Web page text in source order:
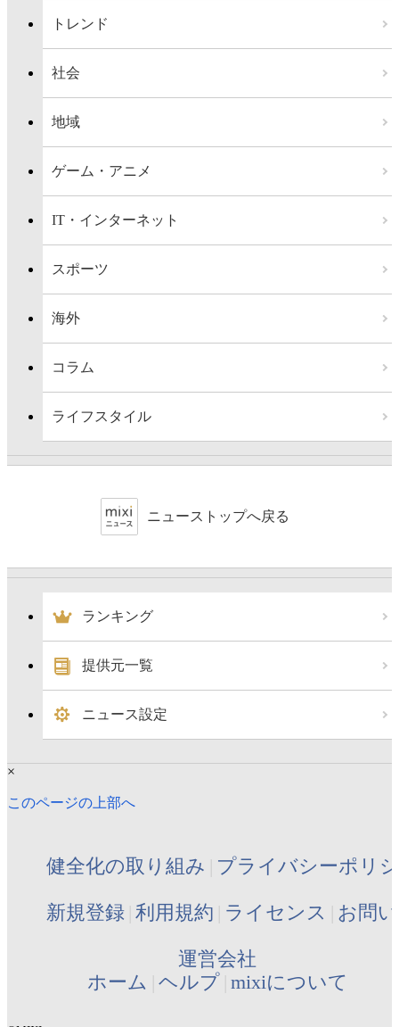
トレンド
社会
地域
ゲーム・アニメ
IT・インターネット
スポーツ
海外
コラム
ライフスタイル
ニューストップへ戻る
ランキング
提供元一覧
ニュース設定
×
このページの上部へ
健全化の取り組み プライバシーポリ
新規登録 利用規約 ライセンス お問
運営会社
ホーム ヘルプ mixiについて